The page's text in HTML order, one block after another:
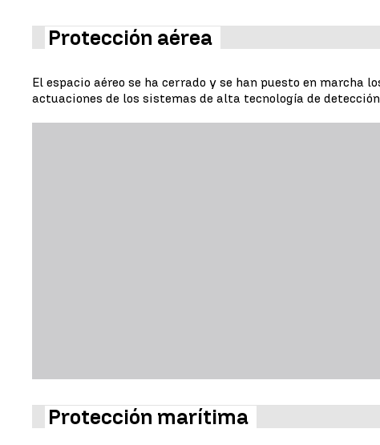
Protección aérea
El espacio aéreo se ha cerrado y se han puesto en marcha
actuaciones de los sistemas de alta tecnología de
Protección marítima